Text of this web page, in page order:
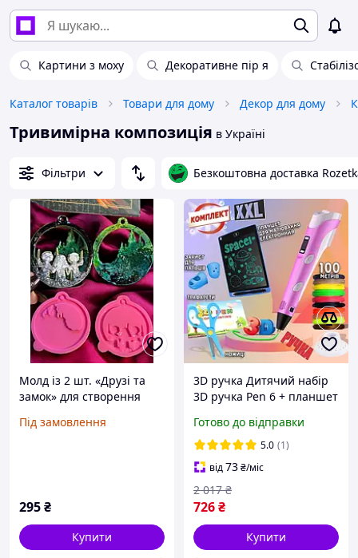
Картини з моху Декоративне пір я
Каталог товарів Товари для дому Декор для дому
Тривимірна композиція в Україні
Фільтри Безкоштовна доставка
Молд із 2 шт. «Друзі та
замок» для створення
серія ГП 4.
Під замовлення
295₴
Купити
3D ручка Дитячий набір
3D ручка Pen 6 + планшет
AND436, 3D
Моделювання
Готово до відправки
5.0 (1)
від73₴/міс
726₴
2 017 ₴
Купити